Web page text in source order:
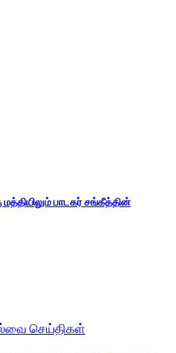
பாடகர் சங்கீத்தின்
செய்திகள்